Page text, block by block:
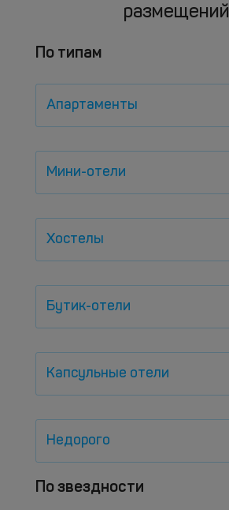
размещений
По типам
Апартаменты
Мини-отели
Хостелы
Бутик-отели
Капсульные отели
Недорого
По звездности